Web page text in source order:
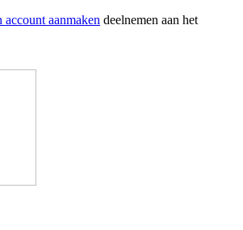
account aanmaken deelnemen aan het